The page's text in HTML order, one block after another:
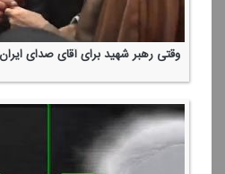
وقتی رهبر شهید برای آقای صدای